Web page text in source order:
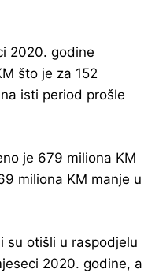
2020. godine
što je za 152
isti period prošle
je 679 miliona KM
miliona KM manje u
su otišli u raspodjelu
2020. godine, a